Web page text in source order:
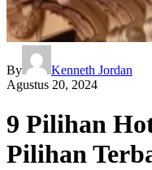
By
Kenneth Jordan
Agustus 20, 2024
9 Pilihan
Pilihan